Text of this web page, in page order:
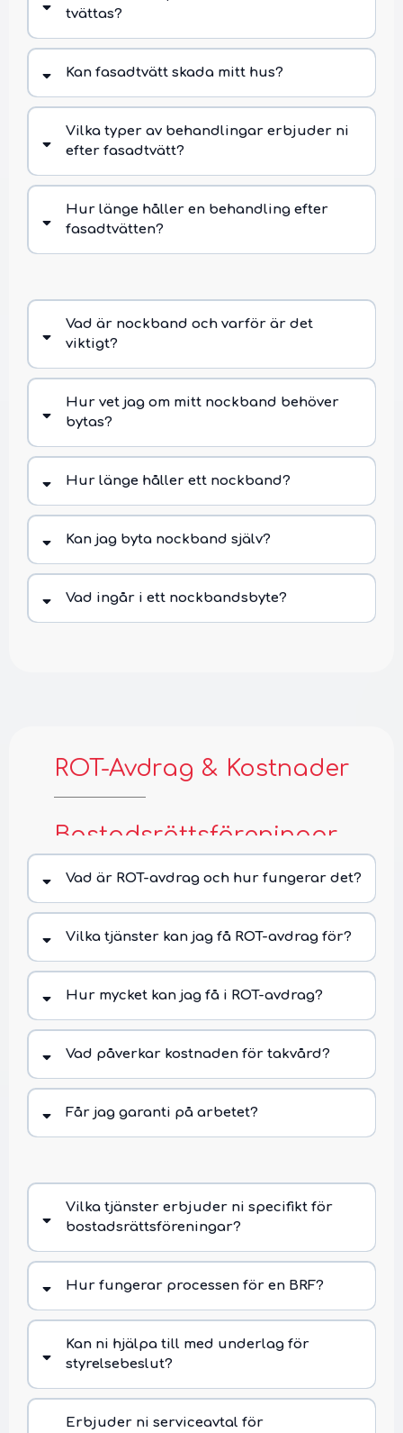
tvättas?
Kan fasadtvätt skada mitt hus?
Vilka typer av behandlingar erbjuder ni
efter fasadtvätt?
Hur länge håller en behandling efter
fasadtvätten?
Vad är nockband och varför är det
viktigt?
Hur vet jag om mitt nockband behöver
bytas?
Hur länge håller ett nockband?
Kan jag byta nockband själv?
Vad ingår i ett nockbandsbyte?
ROT-Avdrag & Kostnader
Bostadsrättsföreningar
Vad är ROT-avdrag och hur fungerar det?
Vilka tjänster kan jag få ROT-avdrag för?
Hur mycket kan jag få i ROT-avdrag?
Vad påverkar kostnaden för takvård?
Får jag garanti på arbetet?
Vilka tjänster erbjuder ni specifikt för
bostadsrättsföreningar?
Hur fungerar processen för en BRF?
Kan ni hjälpa till med underlag för
styrelsebeslut?
Erbjuder ni serviceavtal för